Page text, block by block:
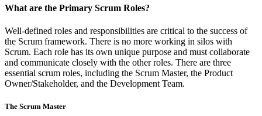
What are the Primary Scrum Roles?
Well-defined roles and responsibilities are critical to the success of
the Scrum framework. There is no more working in silos with
Scrum. Each role has its own unique purpose and must collaborate
and communicate closely with the other roles. There are three
essential scrum roles, including the Scrum Master, the Product
Owner/Stakeholder, and the Development Team.
The Scrum Master